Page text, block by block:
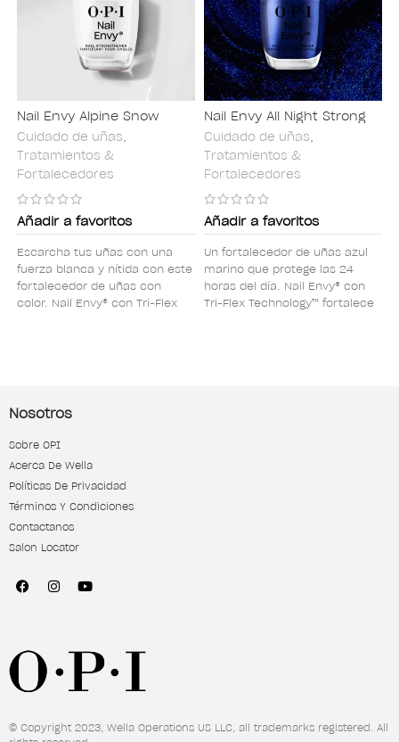
Nail Envy Alpine Snow
Cuidado de uñas,
Tratamientos &
Fortalecedores
Añadir a favoritos
Escarcha tus uñas con una
fuerza blanca y nítida con este
fortalecedor de uñas con
color. Nail Envy® con Tri-Flex
vibrante que son un 95% más
fuertes en 1 semana*.
Nail Envy All Night Strong
Cuidado de uñas,
Tratamientos &
Fortalecedores
Añadir a favoritos
Un fortalecedor de uñas azul
marino que protege las 24
horas del día. Nail Envy® con
Tri-Flex Technology™ fortalece
Nosotros
Sobre OPI
Acerca De Wella
Políticas De Privacidad
Términos Y Condiciones
Contactanos
Salon Locator
© Copyright 2023, Wella Operations US LLC, all trademarks registered. All